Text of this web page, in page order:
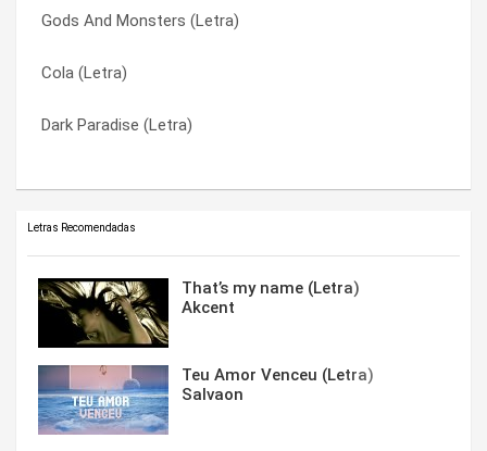
Gods And Monsters (Letra)
Cola (Letra)
Dark Paradise (Letra)
Wait For Life (Letra)
Big Eyes (Tradução)
Big Eyes (Letra)
Without You (Letra)
Young And Beautiful (Letra)
Young And Beautiful (Tradução)
Letras Recomendadas
That’s my name (Letra)
Akcent
Teu Amor Venceu (Letra)
Salvaon